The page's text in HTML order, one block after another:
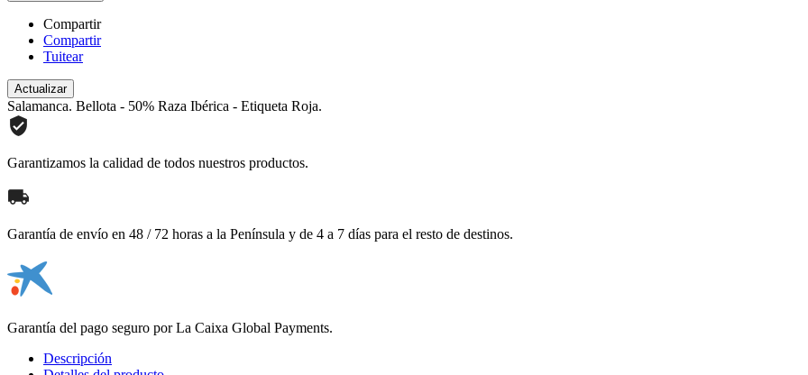
Compartir
Compartir
Tuitear
Salamanca. Bellota - 50% Raza Ibérica - Etiqueta Roja.
Garantizamos la calidad de todos nuestros productos.
Garantía de envío en 48 / 72 horas a la Península y de 4 a 7 días para el resto de destinos.
Garantía del pago seguro por La Caixa Global Payments.
Descripción